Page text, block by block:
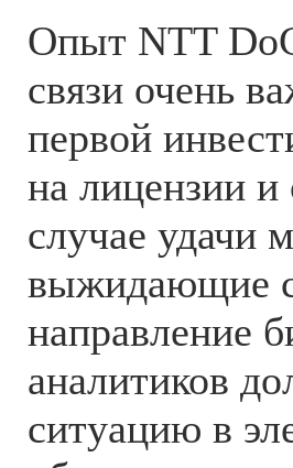
Опыт NTT
связи очень
первой
на лицензии и
случае удачи
выжидающие
направление
аналитиков
ситуацию в